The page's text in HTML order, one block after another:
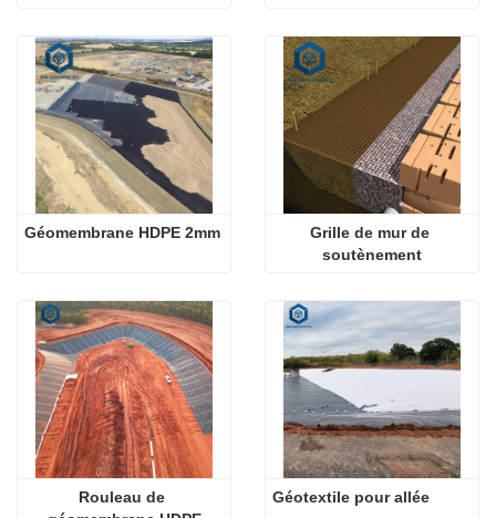
Géomembrane HDPE 2mm
Grille de mur de
soutènement
Rouleau de
Géotextile pour allée